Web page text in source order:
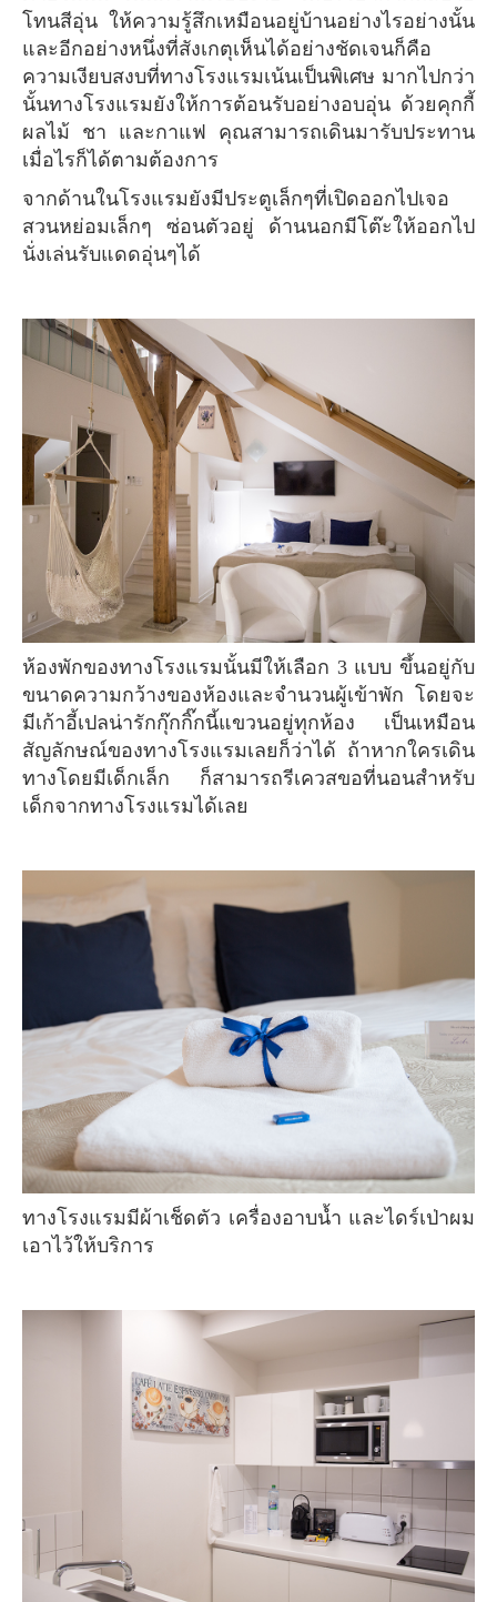
โทนสีอุ่น ให้ความรู้สึกเหมือนอยู่บ้านอย่างไรอย่างนั้น
และอีกอย่างหนึ่งที่สังเกตุเห็นได้อย่างชัดเจนก็คือ
ความเงียบสงบที่ทางโรงแรมเน้นเป็นพิเศษ มากไปกว่า
นั้นทางโรงแรมยังให้การต้อนรับอย่างอบอุ่น ด้วยคุกกี้
ผลไม้ ชา และกาแฟ คุณสามารถเดินมารับประทาน
เมื่อไรก็ได้ตามต้องการ
จากด้านในโรงแรมยังมีประตูเล็กๆที่เปิดออกไปเจอ
สวนหย่อมเล็กๆ ซ่อนตัวอยู่ ด้านนอกมีโต๊ะให้ออกไป
นั่งเล่นรับแดดอุ่นๆได้
ห้องพักของทางโรงแรมนั้นมีให้เลือก 3 แบบ ขึ้นอยู่กับ
ขนาดความกว้างของห้องและจำนวนผู้เข้าพัก โดยจะ
มีเก้าอี้เปลน่ารักกุ๊กกิ๊กนี้แขวนอยู่ทุกห้อง เป็นเหมือน
สัญลักษณ์ของทางโรงแรมเลยก็ว่าได้ ถ้าหากใครเดิน
ทางโดยมีเด็กเล็ก ก็สามารถรีเควสขอที่นอนสำหรับ
เด็กจากทางโรงแรมได้เลย
ทางโรงแรมมีผ้าเช็ดตัว เครื่องอาบน้ำ และไดร์เป่าผม
เอาไว้ให้บริการ